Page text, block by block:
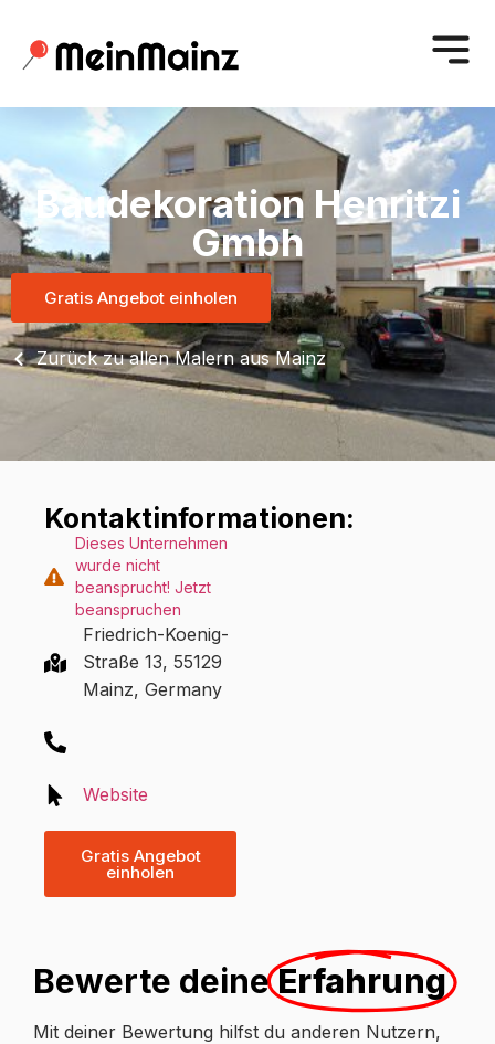
Baudekoration Henritzi
Gmbh
Gratis Angebot einholen
Zurück zu allen Malern aus Mainz
Kontaktinformationen:
Dieses Unternehmen
wurde nicht
beansprucht! Jetzt
beanspruchen
Friedrich-Koenig-
Straße 13, 55129
Mainz, Germany
Website
Gratis Angebot
einholen
Bewerte deineErfahrung
Mit deiner Bewertung hilfst du anderen Nutzern,